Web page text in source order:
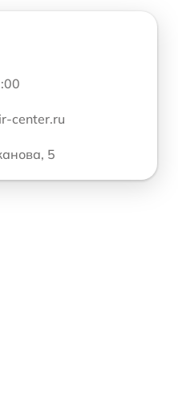
center.ru
5